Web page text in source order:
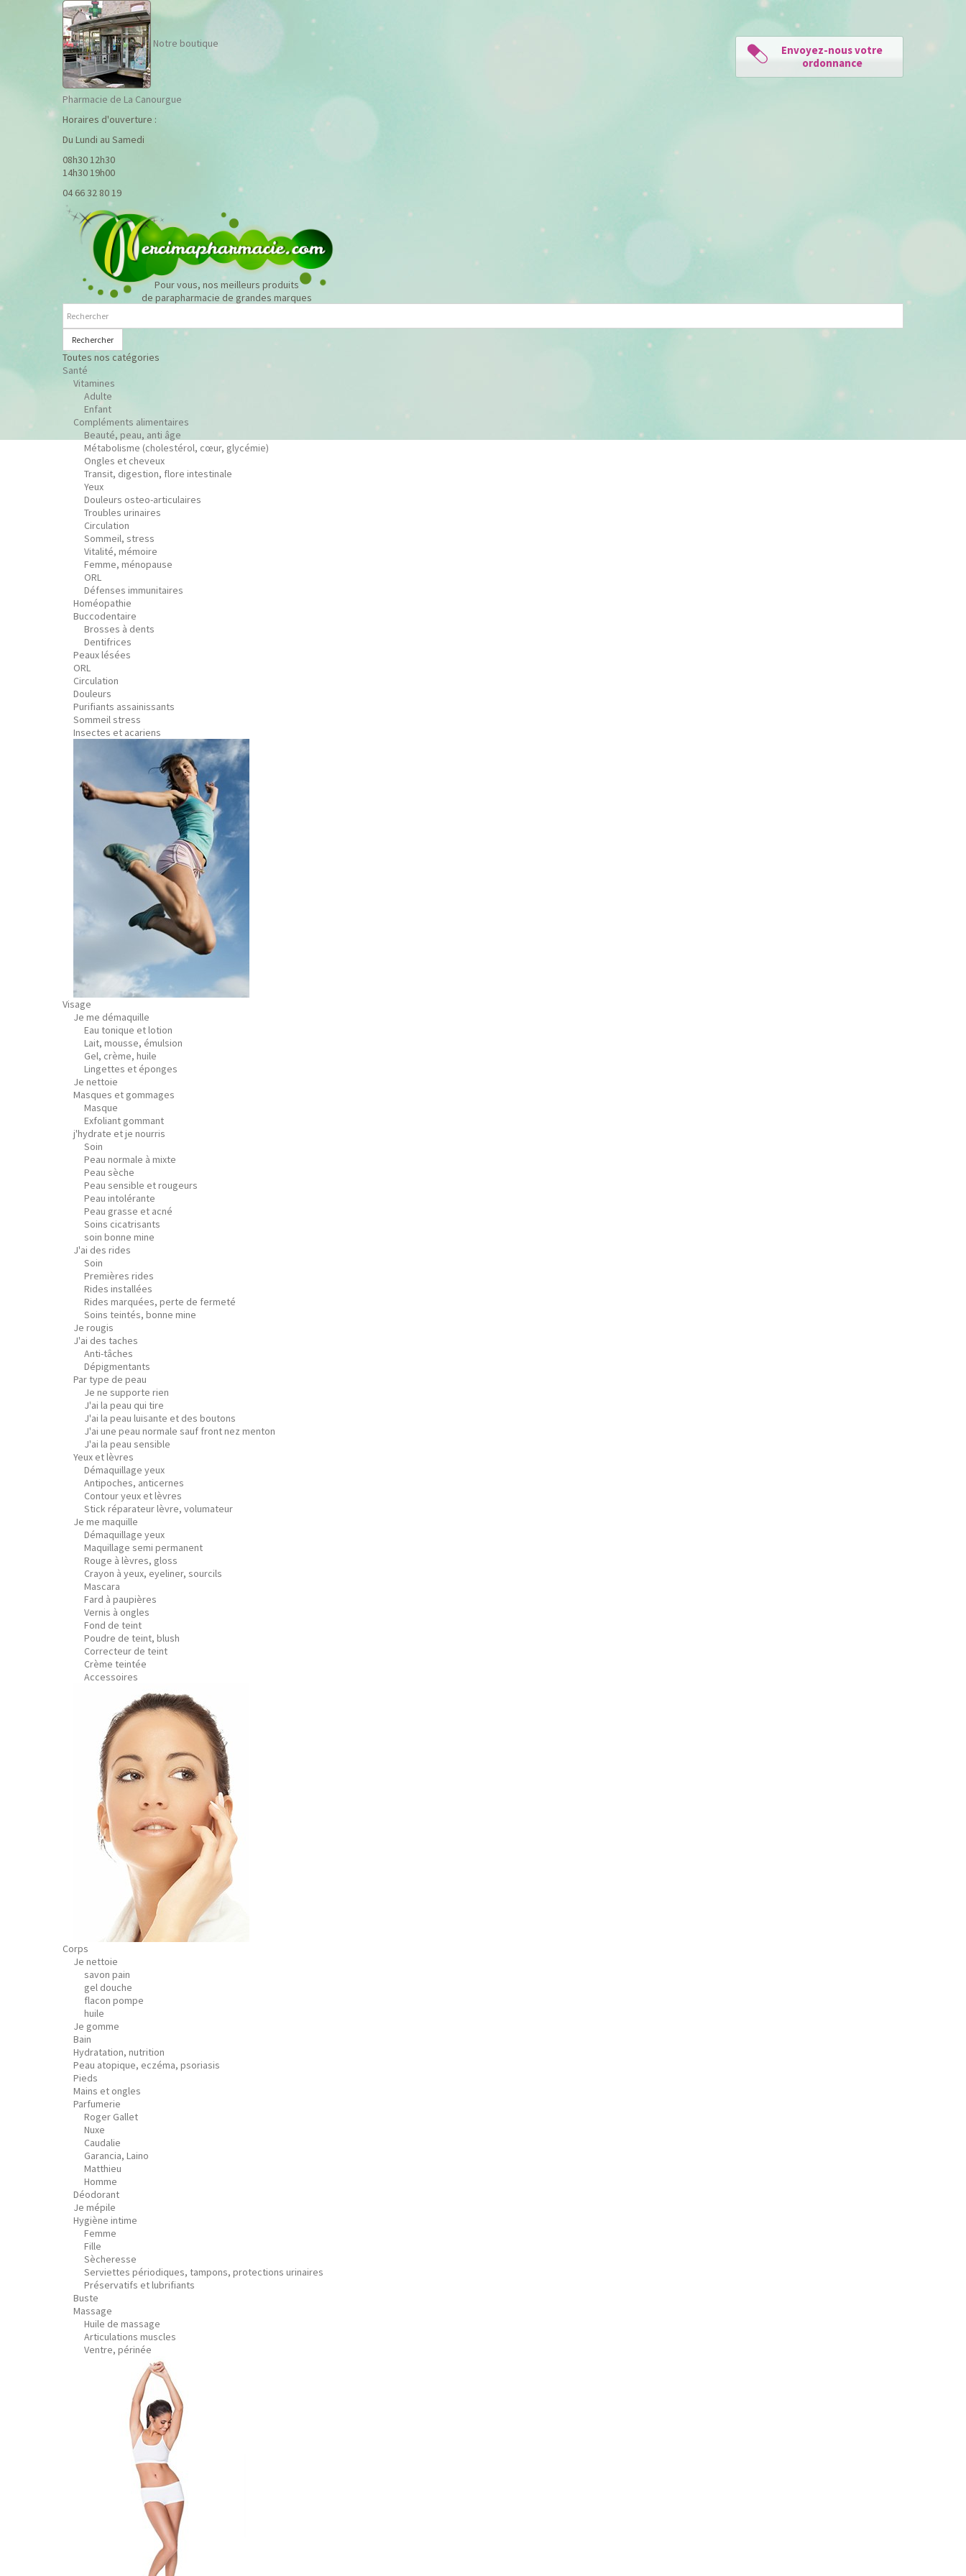
Notre boutique
Pharmacie de La Canourgue
Horaires d'ouverture :
Du Lundi au Samedi
08h30 12h30
14h30 19h00
04 66 32 80 19
Pour vous, nos meilleurs produits
de parapharmacie de grandes marques
Rechercher
Toutes nos catégories
Santé
Vitamines
Adulte
Enfant
Compléments alimentaires
Beauté, peau, anti âge
Métabolisme (cholestérol, cœur, glycémie)
Ongles et cheveux
Transit, digestion, flore intestinale
Yeux
Douleurs osteo-articulaires
Troubles urinaires
Circulation
Sommeil, stress
Vitalité, mémoire
Femme, ménopause
ORL
Défenses immunitaires
Homéopathie
Buccodentaire
Brosses à dents
Dentifrices
Peaux lésées
ORL
Circulation
Douleurs
Purifiants assainissants
Sommeil stress
Insectes et acariens
Visage
Je me démaquille
Eau tonique et lotion
Lait, mousse, émulsion
Gel, crème, huile
Lingettes et éponges
Je nettoie
Masques et gommages
Masque
Exfoliant gommant
j'hydrate et je nourris
Soin
Peau normale à mixte
Peau sèche
Peau sensible et rougeurs
Peau intolérante
Peau grasse et acné
Soins cicatrisants
soin bonne mine
J'ai des rides
Soin
Premières rides
Rides installées
Rides marquées, perte de fermeté
Soins teintés, bonne mine
Je rougis
J'ai des taches
Anti-tâches
Dépigmentants
Par type de peau
Je ne supporte rien
J'ai la peau qui tire
J'ai la peau luisante et des boutons
J'ai une peau normale sauf front nez menton
J'ai la peau sensible
Yeux et lèvres
Démaquillage yeux
Antipoches, anticernes
Contour yeux et lèvres
Stick réparateur lèvre, volumateur
Je me maquille
Démaquillage yeux
Maquillage semi permanent
Rouge à lèvres, gloss
Crayon à yeux, eyeliner, sourcils
Mascara
Fard à paupières
Vernis à ongles
Fond de teint
Poudre de teint, blush
Correcteur de teint
Crème teintée
Accessoires
Corps
Je nettoie
savon pain
gel douche
flacon pompe
huile
Je gomme
Bain
Hydratation, nutrition
Peau atopique, eczéma, psoriasis
Pieds
Mains et ongles
Parfumerie
Roger Gallet
Nuxe
Caudalie
Garancia, Laino
Matthieu
Homme
Déodorant
Je mépile
Hygiène intime
Femme
Fille
Sècheresse
Serviettes périodiques, tampons, protections urinaires
Préservatifs et lubrifiants
Buste
Massage
Huile de massage
Articulations muscles
Ventre, périnée
Envoyez-nous votre
ordonnance